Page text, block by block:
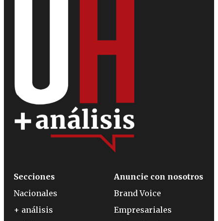
Secciones
Nacionales
+ análisis
Anuncie con nosotros
Brand Voice
Empresariales